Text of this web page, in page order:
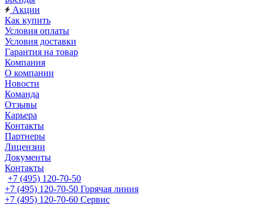
Акции
Как купить
Условия оплаты
Условия доставки
Гарантия на товар
Компания
О компании
Новости
Команда
Отзывы
Карьера
Контакты
Партнеры
Лицензии
Документы
Контакты
+7 (495) 120-70-50
+7 (495) 120-70-50 Горячая линия
+7 (495) 120-70-60 Сервис